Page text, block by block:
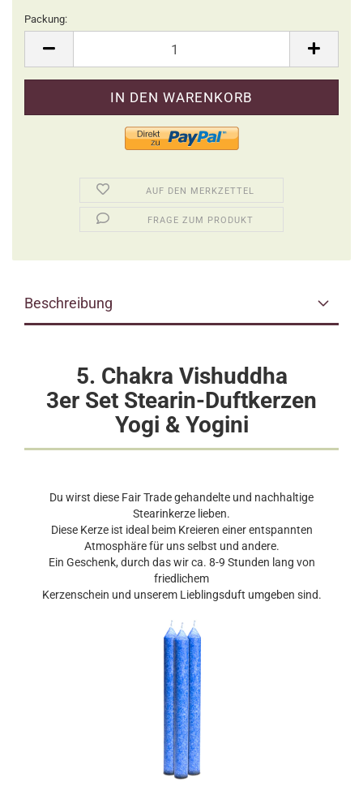
Packung:
AUF DEN MERKZETTEL
FRAGE ZUM PRODUKT
Beschreibung
5. Chakra Vishuddha
3er Set Stearin-Duftkerzen
Yogi & Yogini
Du wirst diese Fair Trade gehandelte und nachhaltige
Stearinkerze lieben.
Diese Kerze ist ideal beim Kreieren einer entspannten
Atmosphäre für uns selbst und andere.
Ein Geschenk, durch das wir ca. 8-9 Stunden lang von
friedlichem
Kerzenschein und unserem Lieblingsduft umgeben sind.